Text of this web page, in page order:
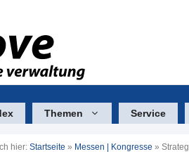
Themen Service
hier: Startseite » Messen | Kongresse »